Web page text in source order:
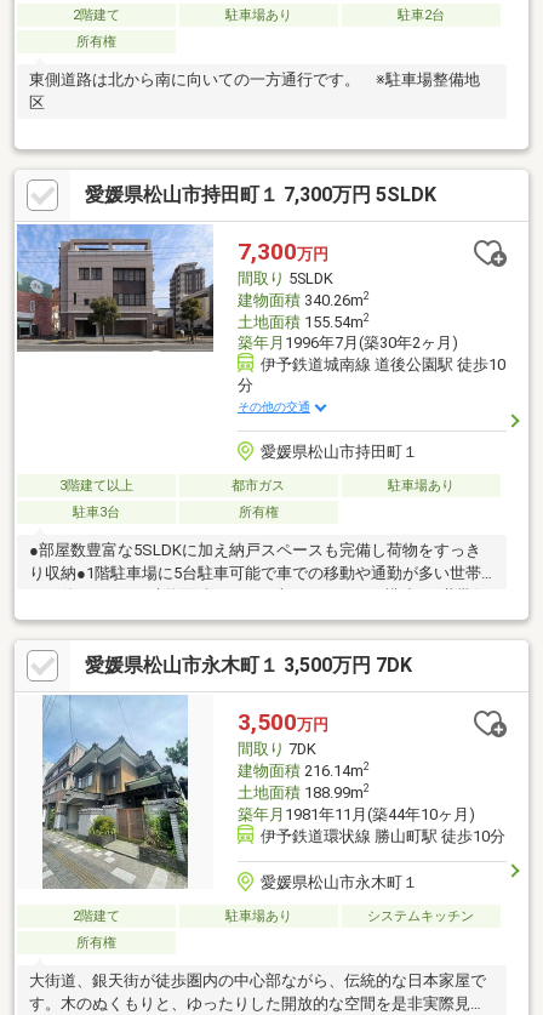
2階建て 駐車場あり
駐車2台
所有権
東側道路は北から南に向いての一方通行です。 ※駐車場整備地
区
愛媛県松山市持田町１ 7,300万円 5SLDK
7,300万円
間取り 5SLDK
建物面積340.26m2
土地面積155.54m2
築年月 1996年7月(築30年2ヶ月)
伊予鉄道城南線 道後公園駅 徒歩10
分
その他の交通
愛媛県松山市持田町１
3階建て以上 都市ガス
駐車場あり
駐車3台
所有権
●部屋数豊富な5SLDKに加え納戸スペースも完備し荷物をすっき
り収納●1階駐車場に5台駐車可能で車での移動や通勤が多い世帯
宅としても活躍●SUPER ABC持田店まで徒歩3分とお買い物に非常
に便利な好立地
愛媛県松山市永木町１ 3,500万円 7DK
3,500万円
間取り 7DK
建物面積216.14m2
土地面積188.99m2
築年月 1981年11月(築44年10ヶ月)
伊予鉄道環状線 勝山町駅 徒歩10分
愛媛県松山市永木町１
2階建て 駐車場あり
システムキッチン
所有権
大街道、銀天街が徒歩圏内の中心部ながら、伝統的な日本家屋で
す。木のぬくもりと、ゆったりした開放的な空間を是非実際見て